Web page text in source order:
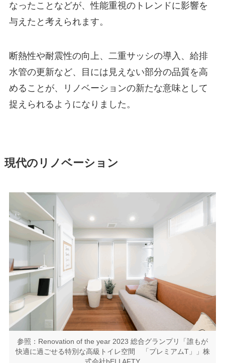
なったことなどが、性能重視のトレンドに影響を
与えたと考えられます。
断熱性や耐震性の向上、二重サッシの導入、給排
水管の更新など、目には見えない部分の品質を高
めることが、リノベーションの新たな意味として
捉えられるようになりました。
現代のリノベーション
参照：Renovation of the year 2023 総合グランプリ「誰もが
快適に過ごせる特別な高級トイレ空間 「プレミアムT」」株
式会社bELI AFTY